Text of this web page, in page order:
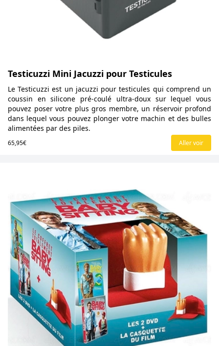
Testicuzzi Mini Jacuzzi pour Testicules
Le Testicuzzi est un jacuzzi pour testicules qui comprend un
coussin en silicone pré-coulé ultra-doux sur lequel vous
pouvez poser votre plus gros membre, un réservoir profond
dans lequel vous pouvez plonger votre machin et des bulles
alimentées par des piles.
65,95€ Aller voir